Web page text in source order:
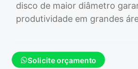
disco de maior diâmetro
produtividade em grandes
Solicite orçamento